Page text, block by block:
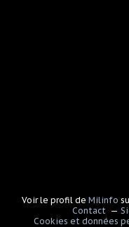
Voir le profil deMilinfo
Contact
Cookies et données